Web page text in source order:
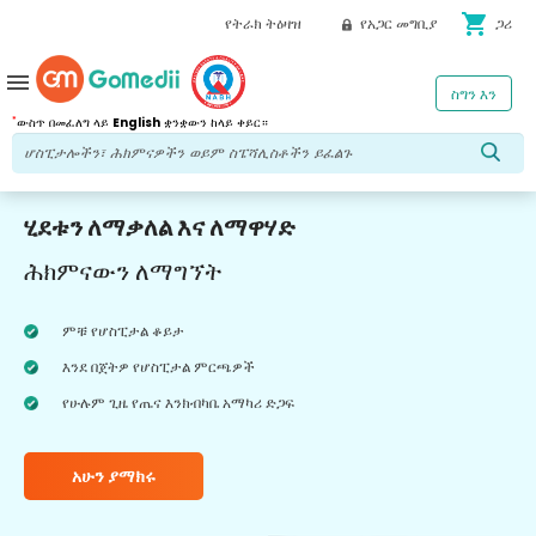
የትራክ ትዕዛዝ የአጋር መግቢያ shopping_cart ጋሪ
*ውስጥ በመፈለግ ላይ English ቋንቋውን ከላይ ቀይር።
ስግን እን
menu
ሂደቱን ለማቃለል እና ለማዋሃድ
ሕክምናውን ለማግኘት
ምቹ የሆስፒታል ቆይታ
እንደ በጀትዎ የሆስፒታል ምርጫዎች
የሁሉም ጊዜ የጤና እንክብካቤ አማካሪ ድጋፍ
አሁን ያማክሩ